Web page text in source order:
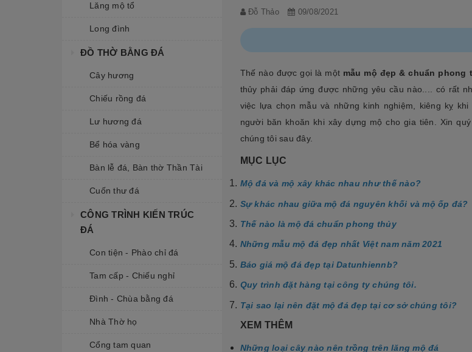
Lăng mộ tổ
Long đình
ĐỒ THỜ BẰNG ĐÁ
Cây hương
Chiếu rồng đá
Lư hương đá
Bể hóa vàng
Bàn lễ đá, Bàn thờ Thần Tài
Cuốn thư đá
CÔNG TRÌNH KIẾN TRÚC
ĐÁ
Con tiện - Phào chỉ đá
Tam cấp - Chiếu nghỉ
Đình - Chùa bằng đá
Nhà Thờ họ
Cổng tam quan
Đỗ Thảo 09/08/2021
Thế nào được gọi là một mẫu mộ đẹp & chuẩn phong
thủy phải đáp ứng được những yêu cầu nào.... có rất
việc lựa chọn mẫu và những kinh nghiệm, kiêng kỵ
người băn khoăn khi xây dựng mộ cho gia tiên. Xin
chúng tôi sau đây.
MỤC LỤC
Mộ đá và mộ xây khác nhau như thế nào?
Sự khác nhau giữa mộ đá nguyên khối và mộ ốp đá?
Thế nào là mộ đá chuẩn phong thủy
Những mẫu mộ đá đẹp nhất Việt nam năm 2021
Báo giá mộ đá đẹp tại Datunhiennb?
Quy trình đặt hàng tại công ty chúng tôi.
Tại sao lại nên đặt mộ đá đẹp tại cơ sở chúng tôi?
XEM THÊM
Những loại cây nào nên trồng trên lăng mộ đá